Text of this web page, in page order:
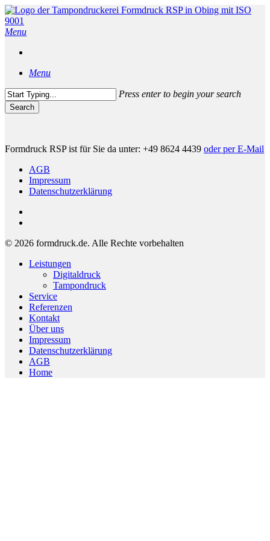
Skip
to
main
Menu
Menu
Press enter to begin your search
Search
Formdruck RSP ist für Sie da unter: +49 8624 4439 oder per E-Mail
AGB
Impressum
Datenschutzerklärung
© 2026 formdruck.de. Alle Rechte vorbehalten
Close
Leistungen
Digitaldruck
Tampondruck
Service
Referenzen
Kontakt
Über uns
Impressum
Datenschutzerklärung
AGB
Home